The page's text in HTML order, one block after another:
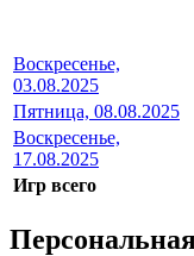
Воскресенье,
03.08.2025
Пятница, 08.08.2025
Воскресенье,
17.08.2025
Игр всего